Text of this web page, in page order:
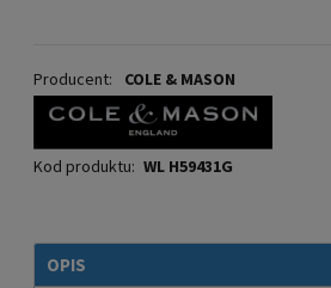
Producent: COLE & MASON
Kod produktu: WL H59431G
OPIS